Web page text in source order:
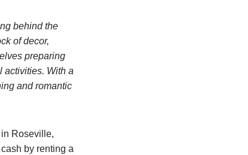
behind the
of decor,
preparing
activities. With a
and romantic
Roseville,
by renting a